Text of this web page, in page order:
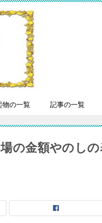
物の一覧 記事の一覧
の金額やのし